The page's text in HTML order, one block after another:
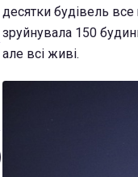
десятки будівель
зруйнувала 150
але всі живі.